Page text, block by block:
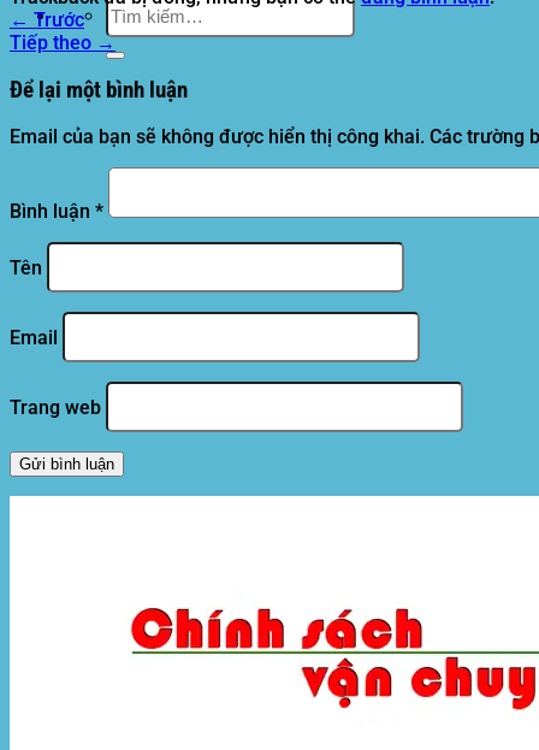
kiếm:
← Trước
Tiếp theo →
Để lại một bình luận
Email của bạn sẽ không được hiển thị công khai. Các trường
Bình luận *
Tên
Email
Trang web